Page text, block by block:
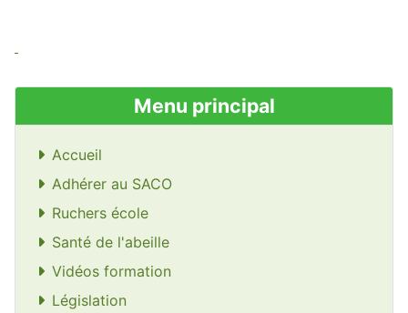
Menu principal
Accueil
Adhérer au SACO
Ruchers école
Santé de l'abeille
Vidéos formation
Législation